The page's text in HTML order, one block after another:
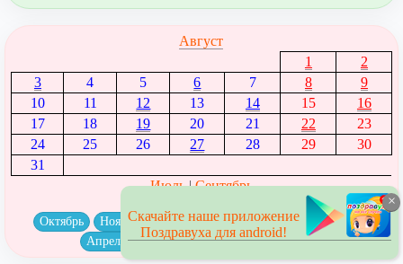
Август
1
2
3
4 5 6 7 8
9
10
11 12 13 14 15
16
17
18 19 20 21 22
23
24
25 26 27 28 29
30
31
← Июль|Сентябрь →
Октябрь Ноябрь Декабрь Январь Февраль
Март
Апрель
Май Июнь Июль Август
×
Скачайте наше приложение
Поздравуха для android!